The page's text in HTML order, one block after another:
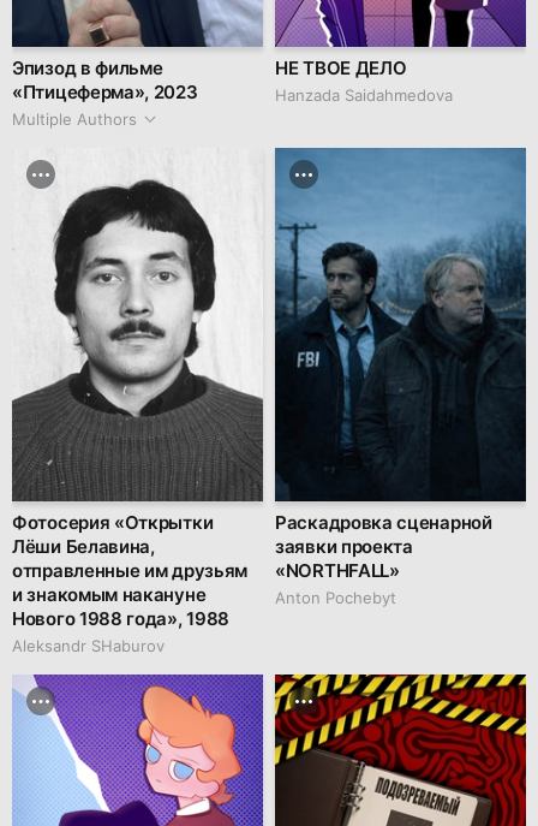
Эпизод в фильме
«Птицеферма», 2023
Multiple Authors
НЕ ТВОЕ ДЕЛО
Hanzada Saidahmedova
Фотосерия «Открытки
Лёши Белавина,
отправленные им друзьям
и знакомым накануне
Нового 1988 года», 1988
Аleksandr SHaburov
Раскадровка сценарной
заявки проекта
«NORTHFALL»
Anton Pochebyt